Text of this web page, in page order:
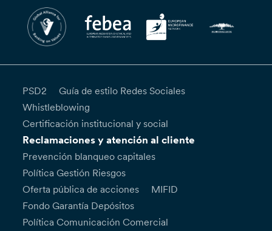
PSD2
Guía de estilo Redes Sociales
Whistleblowing
Certificación institucional y social
Reclamaciones y atención al cliente
Prevención blanqueo capitales
Política Gestión Riesgos
Oferta pública de acciones
MIFID
Fondo Garantía Depósitos
Política Comunicación Comercial